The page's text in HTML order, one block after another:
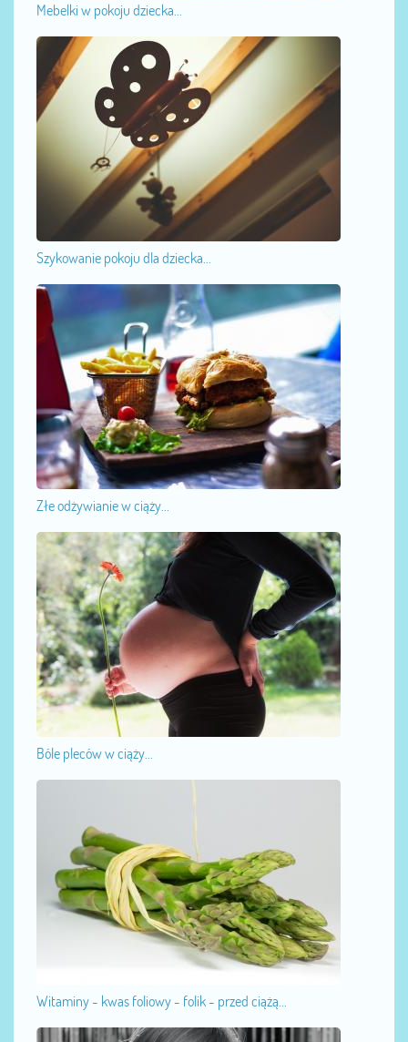
Mebelki w pokoju dziecka...
Szykowanie pokoju dla dziecka...
Złe odżywianie w ciąży...
Bóle pleców w ciąży...
Witaminy - kwas foliowy - folik - przed ciążą...